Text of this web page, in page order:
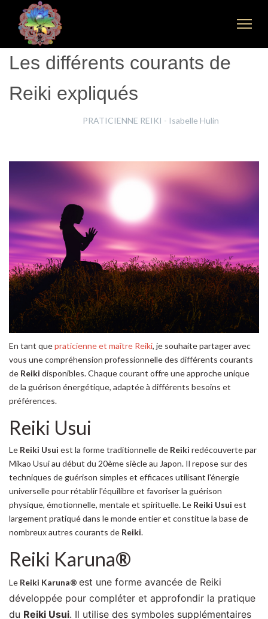
Les différents courants de
Reiki expliqués
PRATICIENNE REIKI - Isabelle Hulin
En tant quepraticienne et maître Reiki, je souhaite partager avec
vous une compréhension professionnelle des différents courants
de Reiki disponibles. Chaque courant offre une approche unique
de la guérison énergétique, adaptée à différents besoins et
préférences.
Reiki Usui
Le Reiki Usui est la forme traditionnelle de Reiki redécouverte par
Mikao Usui au début du 20ème siècle au Japon. Il repose sur des
techniques de guérison simples et efficaces utilisant l'énergie
universelle pour rétablir l'équilibre et favoriser la guérison
physique, émotionnelle, mentale et spirituelle. Le Reiki Usui est
largement pratiqué dans le monde entier et constitue la base de
nombreux autres courants de Reiki.
Reiki Karuna®
Le Reiki Karuna® est une forme avancée de Reiki
développée pour compléter et approfondir la pratique
du Reiki Usui. Il utilise des symboles supplémentaires